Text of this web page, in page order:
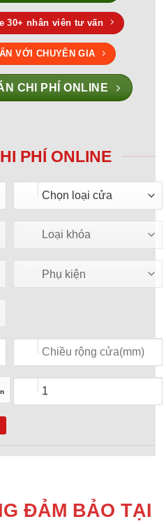
30+ nhân viên tư vấn
VỚI CHUYÊN GIA
CHI PHÍ ONLINE
PHÍ ONLINE
ĐẢM BẢO TẠI